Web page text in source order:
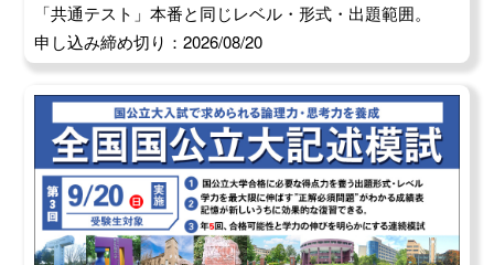
「共通テスト」本番と同じレベル・形式・出題範囲。
申し込み締め切り：2026/08/20